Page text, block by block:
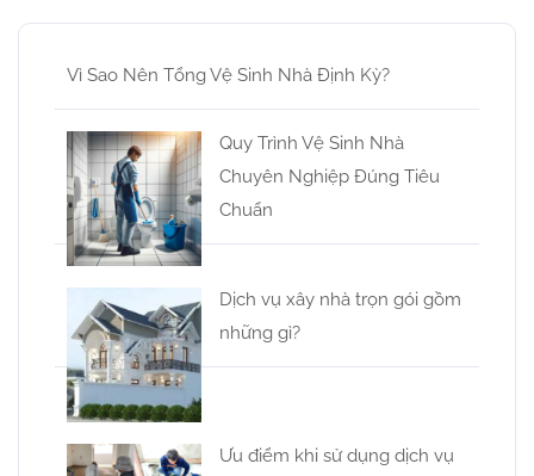
Vì Sao Nên Tổng Vệ Sinh Nhà Định Kỳ?
Quy Trình Vệ Sinh Nhà
Chuyên Nghiệp Đúng Tiêu
Chuẩn
Dịch vụ xây nhà trọn gói gồm
những gì?
Ưu điểm khi sử dụng dịch vụ